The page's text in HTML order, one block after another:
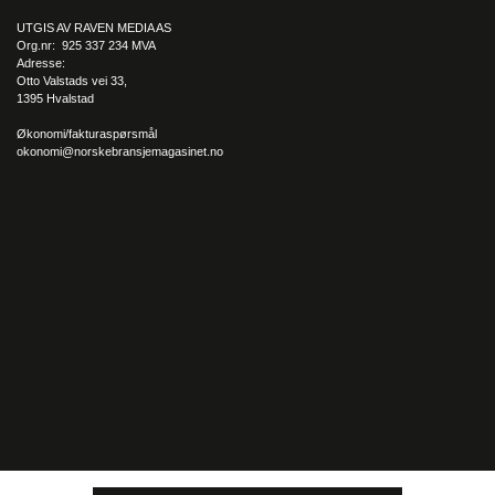
leilighetsutvikling i byen.
UTGIS AV RAVEN MEDIA AS
Org.nr: 925 337 234 MVA
Adresse:
Otto Valstads vei 33,
1395 Hvalstad
Økonomi/fakturaspørsmål
okonomi@norskebransjemagasinet.no